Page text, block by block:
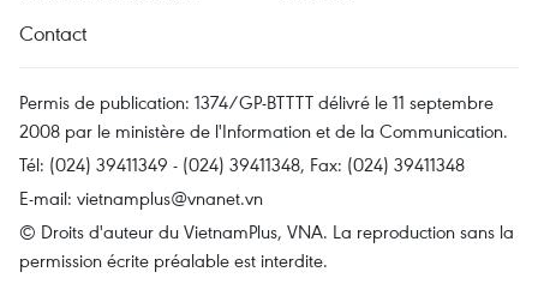
Contact
Permis de publication: 1374/GP-BTTTT délivré le 11 septembre
2008 par le ministère de l'Information et de la Communication.
Tél: (024) 39411349 - (024) 39411348, Fax: (024) 39411348
E-mail: vietnamplus@vnanet.vn
© Droits d'auteur du VietnamPlus, VNA. La reproduction sans la
permission écrite préalable est interdite.